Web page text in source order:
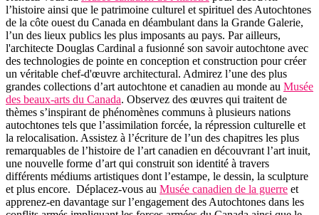
l’histoire ainsi que le patrimoine culturel et spirituel des Autochtones
de la côte ouest du Canada en déambulant dans la Grande Galerie,
l’un des lieux publics les plus imposants au pays. Par ailleurs,
l'architecte Douglas Cardinal a fusionné son savoir autochtone avec
des technologies de pointe en conception et construction pour créer
un véritable chef-d'œuvre architectural. Admirez l’une des plus
grandes collections d’art autochtone et canadien au monde au Musée
des beaux-arts du Canada. Observez des œuvres qui traitent de
thèmes s’inspirant de phénomènes communs à plusieurs nations
autochtones tels que l’assimilation forcée, la répression culturelle et
la relocalisation. Assistez à l’écriture de l’un des chapitres les plus
remarquables de l’histoire de l’art canadien en découvrant l’art inuit,
une nouvelle forme d’art qui construit son identité à travers
différents médiums artistiques dont l’estampe, le dessin, la sculpture
et plus encore. Déplacez-vous au Musée canadien de la guerre et
apprenez-en davantage sur l’engagement des Autochtones dans les